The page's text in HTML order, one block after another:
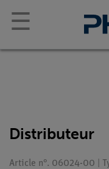
☰
Distributeur
Article n°. 06024-00 |